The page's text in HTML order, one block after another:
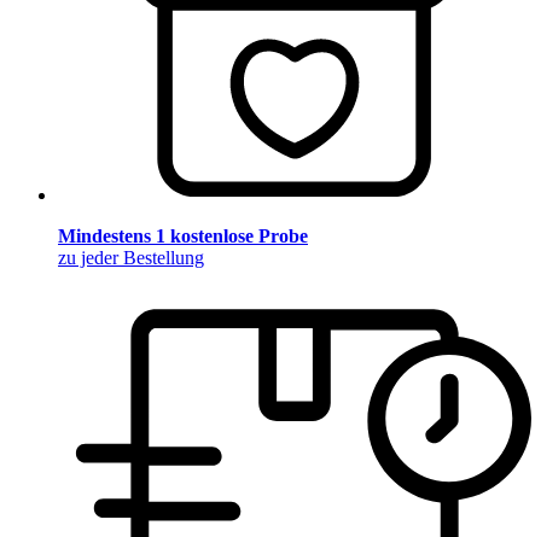
Mindestens 1 kostenlose Probe
zu jeder Bestellung